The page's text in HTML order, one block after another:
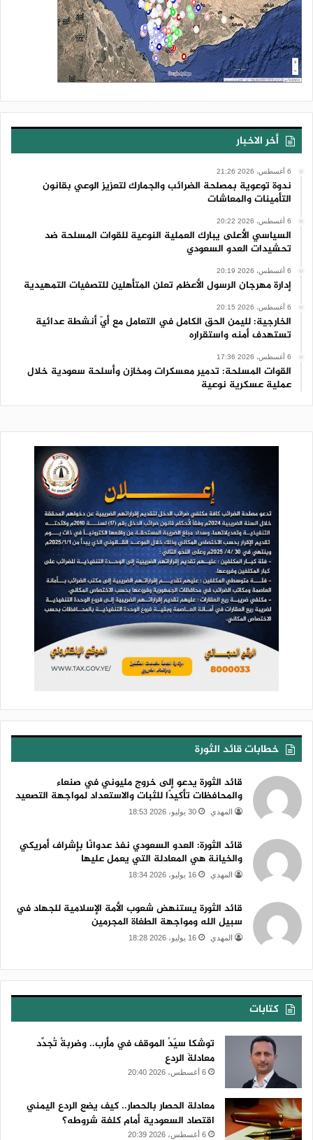
#جريمة-إحراق-المصحف
أخر الاخبار
6 أغسطس، 2026 21:26
ندوة توعوية بمصلحة الضرائب والجمارك لتعزيز الوعي بقانون
التأمينات والمعاشات
6 أغسطس، 2026 20:22
السياسي الأعلى يبارك العملية النوعية للقوات المسلحة ضد
تحشيدات العدو السعودي
6 أغسطس، 2026 20:19
إدارة مهرجان الرسول الأعظم تعلن المتأهلين للتصفيات التمهيدية
6 أغسطس، 2026 20:15
الخارجية: لليمن الحق الكامل في التعامل مع أيّ أنشطة عدائية
تستهدف أمنه واستقراره
6 أغسطس، 2026 17:36
القوات المسلحة: تدمير معسكرات ومخازن وأسلحة سعودية خلال
عملية عسكرية نوعية
خطابات قائد الثورة
قائد الثورة يدعو إلى خروج مليوني في صنعاء
والمحافظات تأكيدًا للثبات والاستعداد لمواجهة التصعيد
المهدي 30 يوليو، 2026 18:53
قائد الثورة: العدو السعودي نفذ عدوانًا بإشراف أمريكي
والخيانة هي المعادلة التي يعمل عليها
المهدي 16 يوليو، 2026 18:34
قائد الثورة يستنهض شعوب الأمة الإسلامية للجهاد في
سبيل الله ومواجهة الطغاة المجرمين
المهدي 16 يوليو، 2026 18:28
كتابات
توشكا سيّدُ الموقف في مأرب.. وضربةٌ تُجدِّد
معادلةَ الردع
6 أغسطس، 2026 20:40
معادلة الحصار بالحصار.. كيف يضع الردع اليمني
اقتصاد السعودية أمام كلفة شروطه؟
6 أغسطس، 2026 20:39